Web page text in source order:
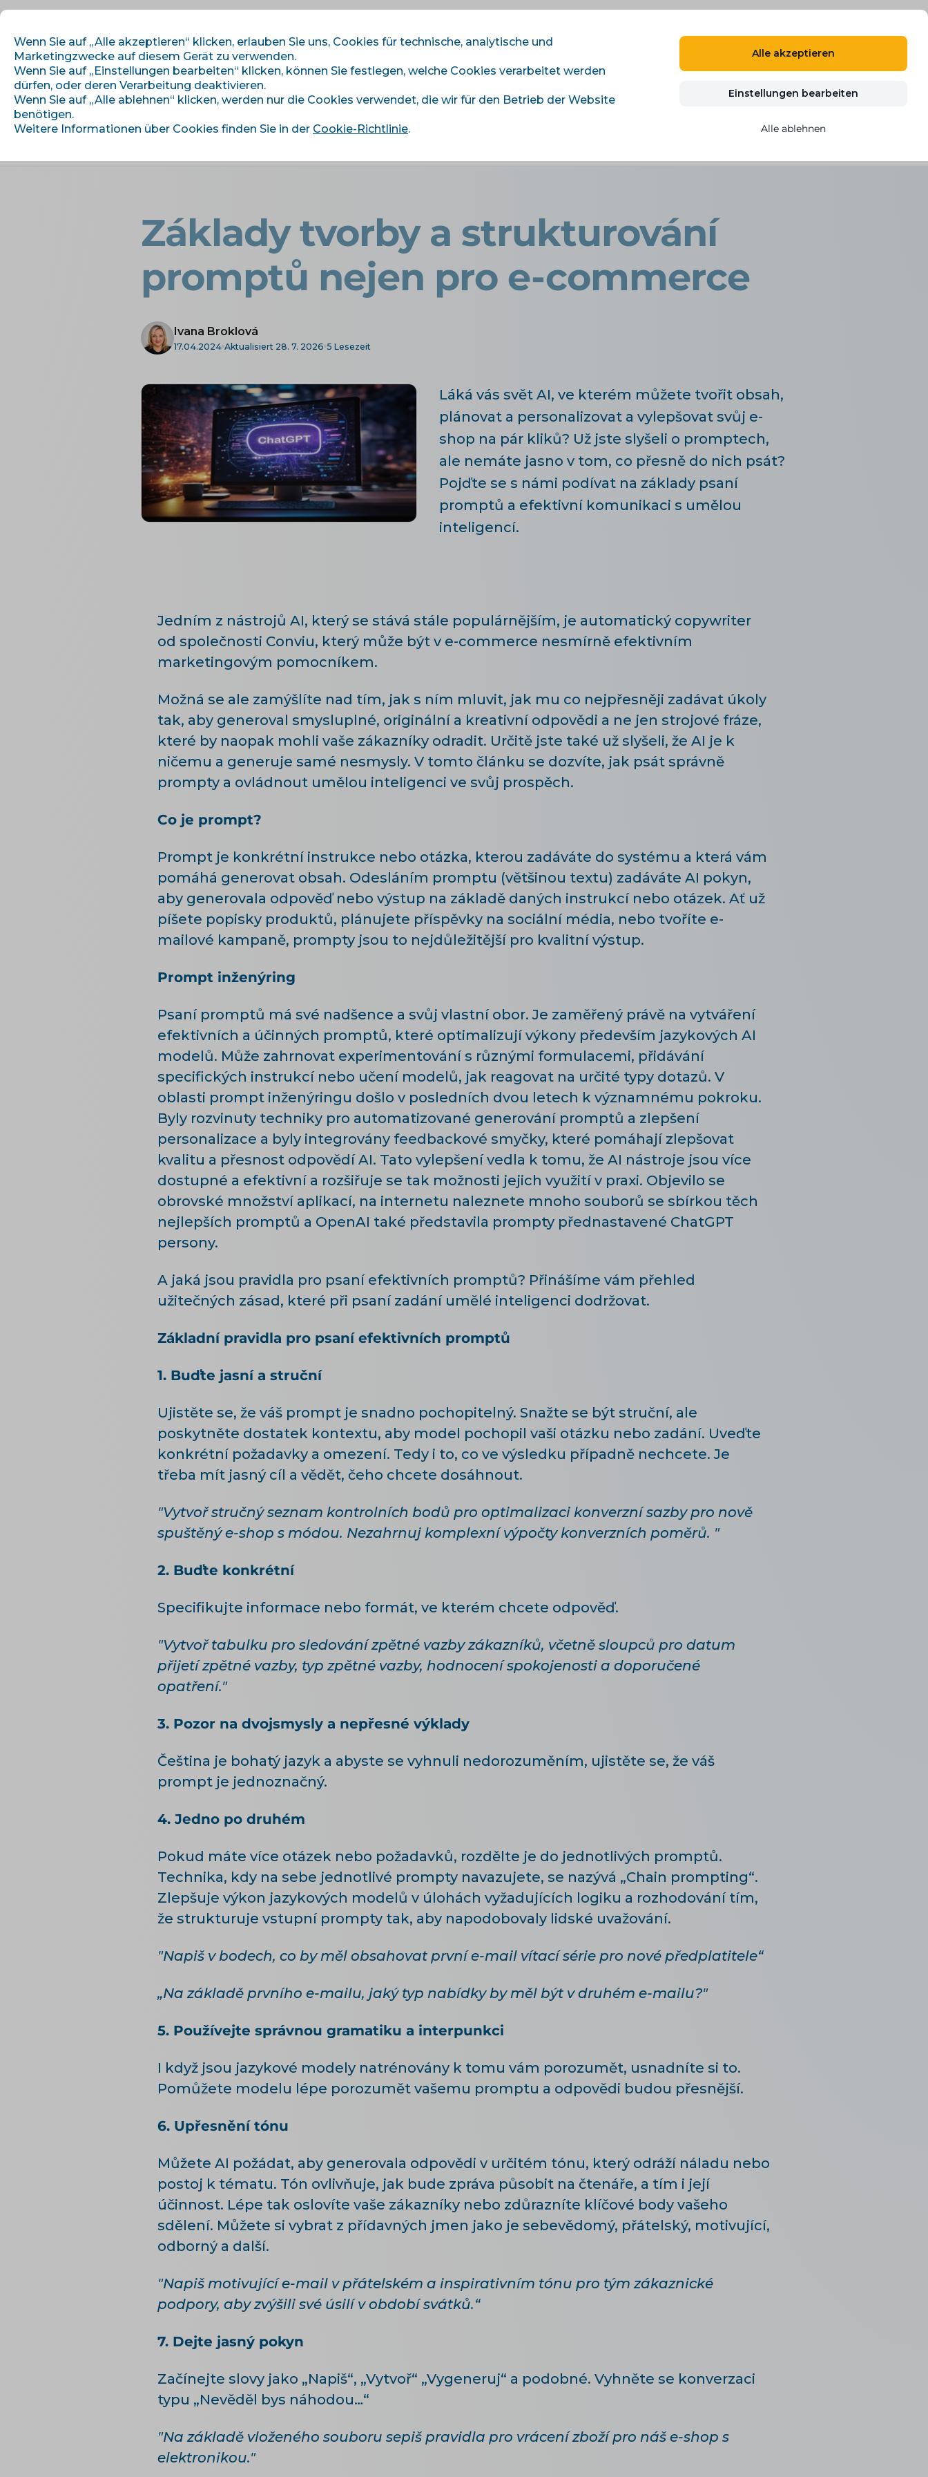
KOSTENLOS TESTEN
Wir beginnen
Základy tvorby a strukturování
promptů nejen pro e-commerce
Ivana Broklová
17.04.2024 Aktualisiert 28. 7. 2026 5 Lesezeit
Láká vás svět AI, ve kterém můžete tvořit obsah,
plánovat a personalizovat a vylepšovat svůj e-
shop na pár kliků? Už jste slyšeli o promptech,
ale nemáte jasno v tom, co přesně do nich psát?
Pojďte se s námi podívat na základy psaní
promptů a efektivní komunikaci s umělou
inteligencí.
Jedním z nástrojů AI, který se stává stále populárnějším, je automatický copywriter
od společnosti Conviu, který může být v e-commerce nesmírně efektivním
marketingovým pomocníkem.
Možná se ale zamýšlíte nad tím, jak s ním mluvit, jak mu co nejpřesněji zadávat úkoly
tak, aby generoval smysluplné, originální a kreativní odpovědi a ne jen strojové fráze,
které by naopak mohli vaše zákazníky odradit. Určitě jste také už slyšeli, že AI je k
ničemu a generuje samé nesmysly. V tomto článku se dozvíte, jak psát správně
prompty a ovládnout umělou inteligenci ve svůj prospěch.
Co je prompt?
Prompt je konkrétní instrukce nebo otázka, kterou zadáváte do systému a která vám
pomáhá generovat obsah. Odesláním promptu (většinou textu) zadáváte AI pokyn,
aby generovala odpověď nebo výstup na základě daných instrukcí nebo otázek. Ať už
píšete popisky produktů, plánujete příspěvky na sociální média, nebo tvoříte e-
mailové kampaně, prompty jsou to nejdůležitější pro kvalitní výstup.
Prompt inženýring
Psaní promptů má své nadšence a svůj vlastní obor. Je zaměřený právě na vytváření
efektivních a účinných promptů, které optimalizují výkony především jazykových AI
modelů. Může zahrnovat experimentování s různými formulacemi, přidávání
specifických instrukcí nebo učení modelů, jak reagovat na určité typy dotazů. V
oblasti prompt inženýringu došlo v posledních dvou letech k významnému pokroku.
Byly rozvinuty techniky pro automatizované generování promptů a zlepšení
personalizace a byly integrovány feedbackové smyčky, které pomáhají zlepšovat
kvalitu a přesnost odpovědí AI. Tato vylepšení vedla k tomu, že AI nástroje jsou více
dostupné a efektivní a rozšiřuje se tak možnosti jejich využití v praxi. Objevilo se
obrovské množství aplikací, na internetu naleznete mnoho souborů se sbírkou těch
nejlepších promptů a OpenAI také představila prompty přednastavené ChatGPT
persony.
A jaká jsou pravidla pro psaní efektivních promptů? Přinášíme vám přehled
užitečných zásad, které při psaní zadání umělé inteligenci dodržovat.
Základní pravidla pro psaní efektivních promptů
1. Buďte jasní a struční
Ujistěte se, že váš prompt je snadno pochopitelný. Snažte se být struční, ale
poskytněte dostatek kontextu, aby model pochopil vaši otázku nebo zadání. Uveďte
konkrétní požadavky a omezení. Tedy i to, co ve výsledku případně nechcete. Je
třeba mít jasný cíl a vědět, čeho chcete dosáhnout.
"Vytvoř stručný seznam kontrolních bodů pro optimalizaci konverzní sazby pro nově
spuštěný e-shop s módou. Nezahrnuj komplexní výpočty konverzních poměrů. "
2. Buďte konkrétní
Specifikujte informace nebo formát, ve kterém chcete odpověď.
"Vytvoř tabulku pro sledování zpětné vazby zákazníků, včetně sloupců pro datum
přijetí zpětné vazby, typ zpětné vazby, hodnocení spokojenosti a doporučené
opatření."
3. Pozor na dvojsmysly a nepřesné výklady
Čeština je bohatý jazyk a abyste se vyhnuli nedorozuměním, ujistěte se, že váš
prompt je jednoznačný.
4. Jedno po druhém
Pokud máte více otázek nebo požadavků, rozdělte je do jednotlivých promptů.
Technika, kdy na sebe jednotlivé prompty navazujete, se nazývá „Chain prompting“.
Zlepšuje výkon jazykových modelů v úlohách vyžadujících logiku a rozhodování tím,
že strukturuje vstupní prompty tak, aby napodobovaly lidské uvažování.
"Napiš v bodech, co by měl obsahovat první e-mail vítací série pro nové předplatitele“
„Na základě prvního e-mailu, jaký typ nabídky by měl být v druhém e-mailu?"
5. Používejte správnou gramatiku a interpunkci
I když jsou jazykové modely natrénovány k tomu vám porozumět, usnadníte si to.
Pomůžete modelu lépe porozumět vašemu promptu a odpovědi budou přesnější.
6. Upřesnění tónu
Můžete AI požádat, aby generovala odpovědi v určitém tónu, který odráží náladu nebo
postoj k tématu. Tón ovlivňuje, jak bude zpráva působit na čtenáře, a tím i její
účinnost. Lépe tak oslovíte vaše zákazníky nebo zdůrazníte klíčové body vašeho
sdělení. Můžete si vybrat z přídavných jmen jako je sebevědomý, přátelský, motivující,
odborný a další.
"Napiš motivující e-mail v přátelském a inspirativním tónu pro tým zákaznické
podpory, aby zvýšili své úsilí v období svátků.“
7. Dejte jasný pokyn
Začínejte slovy jako „Napiš“, „Vytvoř“ „Vygeneruj“ a podobné. Vyhněte se konverzaci
typu „Nevěděl bys náhodou…“
"Na základě vloženého souboru sepiš pravidla pro vrácení zboží pro náš e-shop s
elektronikou."
Wenn Sie auf „Alle akzeptieren“ klicken, erlauben Sie uns, Cookies für technische, analytische und
Marketingzwecke auf diesem Gerät zu verwenden.
Wenn Sie auf „Einstellungen bearbeiten“ klicken, können Sie festlegen, welche Cookies verarbeitet werden
dürfen, oder deren Verarbeitung deaktivieren.
Wenn Sie auf „Alle ablehnen“ klicken, werden nur die Cookies verwendet, die wir für den Betrieb der Website
benötigen.
Weitere Informationen über Cookies finden Sie in der Cookie-Richtlinie.
Alle akzeptieren
Einstellungen bearbeiten
Alle ablehnen